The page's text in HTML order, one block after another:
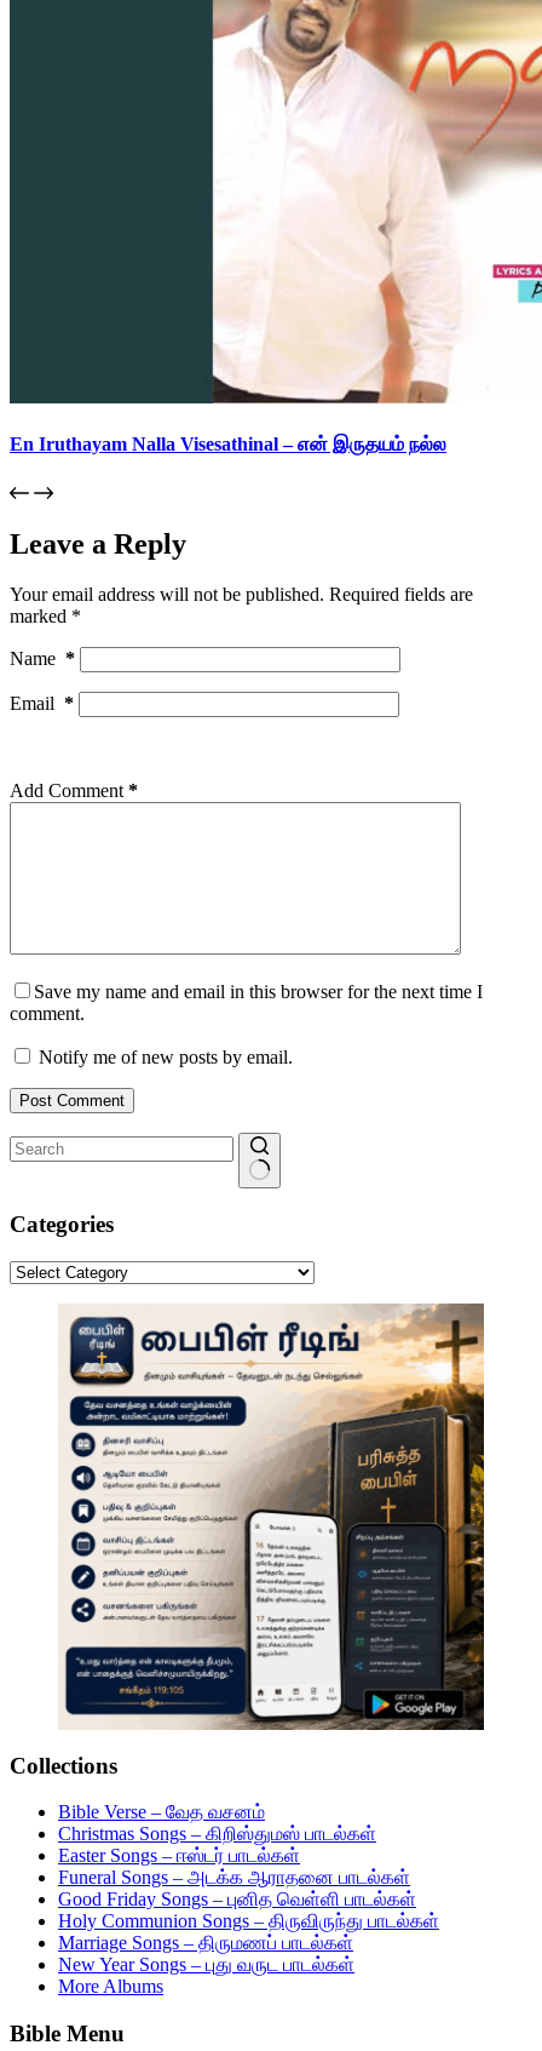
En Iruthayam Nalla Visesathinal – என் இருதயம் நல்ல
Leave a Reply
Your email address will not be published. Required fields are
marked *
Name *
Email *
Add Comment*
Save my name and email in this browser for the next time I
comment.
Notify me of new posts by email.
Post Comment
results
Categories
Categories
Collections
Bible Verse – வேத வசனம்
Christmas Songs – கிறிஸ்துமஸ் பாடல்கள்
Easter Songs – ஈஸ்டர் பாடல்கள்
Funeral Songs – அடக்க ஆராதனை பாடல்கள்
Good Friday Songs – புனித வெள்ளி பாடல்கள்
Holy Communion Songs – திருவிருந்து பாடல்கள்
Marriage Songs – திருமணப் பாடல்கள்
New Year Songs – புது வருட பாடல்கள்
More Albums
Bible Menu